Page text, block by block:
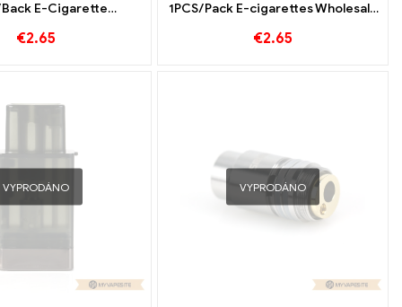
Back E-Cigarette
€2.65
1PCS/Pack E-cigarettes Wholesale
€2.65
VYPRODÁNO VYPRODÁNO